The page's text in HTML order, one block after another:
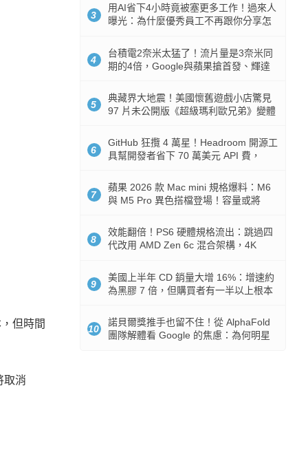
但時間
取消
3
用AI省下4小時竟被塞更多工作！過來人
曝光：為什麼優秀員工不再跟你分享怎
4
台積電2奈米太猛了！流片量是3奈米同
期的4倍，Google與蘋果搶首發、輝達
5
典藏界大地震！美國懷舊遊戲小店驚見
97 片未公開版《超級瑪利歐兄弟》變體
6
GitHub 狂攬 4 萬星！Headroom 開源工
具幫開發者省下 70 萬美元 API 費，
7
蘋果 2026 款 Mac mini 規格爆料：M6
與 M5 Pro 異色搭檔登場！容量或將
8
效能翻倍！PS6 硬體規格流出：跳過四
代改用 AMD Zen 6c 混合架構，4K
9
美國上半年 CD 銷量大增 16%：增速約
為黑膠 7 倍，但購買者有一半以上根本
10
諾貝爾獎推手也留不住！從 AlphaFold
團隊解體看 Google 的焦慮：為何明星